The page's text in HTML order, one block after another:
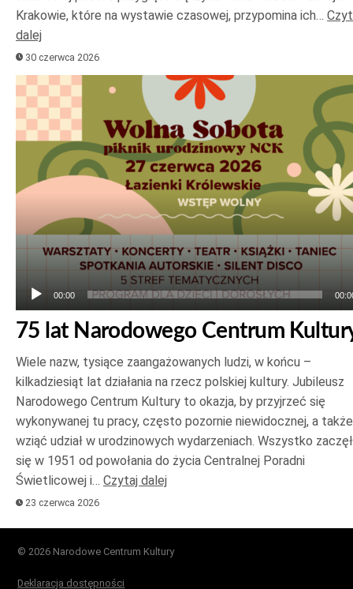
Krakowie, które na wystawie czasowej, przypomina ich…
dalej
30 czerwca 2026
Odtwarzacz
plików
dźwiękowych
00:00
75 lat Narodowego Centrum
Wiele nazw, tysiące zaangażowanych ludzi, w końcu –
kilkadziesiąt lat działania na rzecz polskiej kultury. Jubileusz
Narodowego Centrum Kultury to okazja, by przyjrzeć się
wykonywanej tu pracy, często pozornie niewidocznej, a także
wziąć udział w urodzinowych wydarzeniach. Wszystko
się w 1951 od powołania do życia Centralnej Poradni
Świetlicowej i… Czytaj dalej
23 czerwca 2026
© 2026 Narodowe Centrum Kultury
Deklaracja dostępności